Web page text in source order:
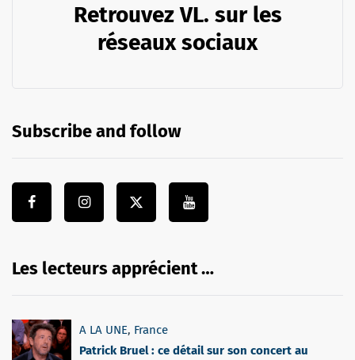
Retrouvez VL. sur les
réseaux sociaux
Subscribe and follow
Les lecteurs apprécient …
A LA UNE, France
Patrick Bruel : ce détail sur son concert au